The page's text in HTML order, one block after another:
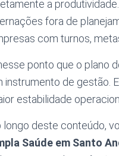
a
fora de
com turnos,
ponto que o plano
instrumento de gestão.
estabilidade
longo deste conteúdo,
Saúde em Santo